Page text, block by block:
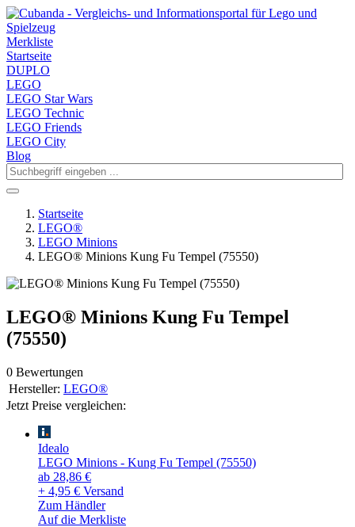
Merkliste
Startseite
DUPLO
LEGO
LEGO Star Wars
LEGO Technic
LEGO Friends
LEGO City
Blog
Startseite
LEGO®
LEGO Minions
LEGO® Minions Kung Fu Tempel (75550)
LEGO® Minions Kung Fu Tempel
(75550)
0 Bewertungen
Hersteller: LEGO®
Jetzt Preise vergleichen:
Idealo
LEGO Minions - Kung Fu Tempel (75550)
ab 28,86 €
+ 4,95 € Versand
Zum Händler
Auf die Merkliste